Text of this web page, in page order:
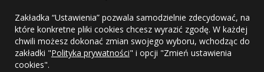
Zakładka “Ustawienia” pozwala samodzielnie zdecydować, na
które konkretne pliki cookies chcesz wyrazić zgodę. W każdej
chwili możesz dokonać zmian swojego wyboru, wchodząc do
zakładki "Polityka prywatności" i opcji "Zmień ustawienia
cookies".
Polityka prywatności